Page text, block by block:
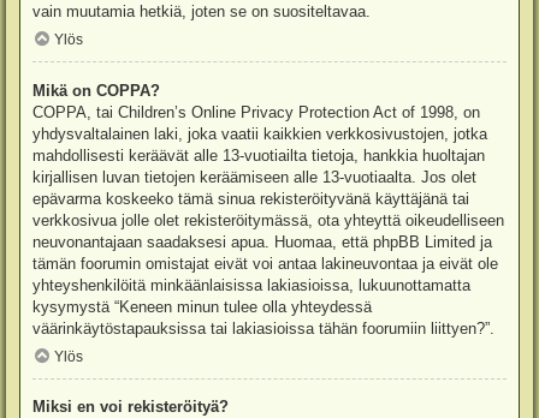
vain muutamia hetkiä, joten se on suositeltavaa.
Ylös
Mikä on COPPA?
COPPA, tai Children’s Online Privacy Protection Act of 1998, on
yhdysvaltalainen laki, joka vaatii kaikkien verkkosivustojen, jotka
mahdollisesti keräävät alle 13-vuotiailta tietoja, hankkia huoltajan
kirjallisen luvan tietojen keräämiseen alle 13-vuotiaalta. Jos olet
epävarma koskeeko tämä sinua rekisteröityvänä käyttäjänä tai
verkkosivua jolle olet rekisteröitymässä, ota yhteyttä oikeudelliseen
neuvonantajaan saadaksesi apua. Huomaa, että phpBB Limited ja
tämän foorumin omistajat eivät voi antaa lakineuvontaa ja eivät ole
yhteyshenkilöitä minkäänlaisissa lakiasioissa, lukuunottamatta
kysymystä “Keneen minun tulee olla yhteydessä
väärinkäytöstapauksissa tai lakiasioissa tähän foorumiin liittyen?”.
Ylös
Miksi en voi rekisteröityä?